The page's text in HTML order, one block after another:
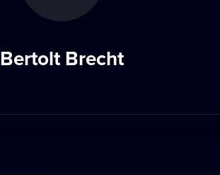
Bertolt Brecht